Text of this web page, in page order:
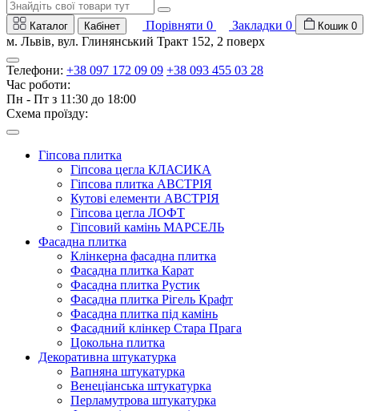
Каталог Кабінет Порівняти 0 Закладки 0 Кошик 0
м. Львів, вул. Глинянський Тракт 152, 2 поверх
Телефони: +38 097 172 09 09 +38 093 455 03 28
Час роботи:
Пн - Пт з 11:30 до 18:00
Схема проїзду:
Гіпсова плитка
Гіпсова цегла КЛАСИКА
Гіпсова плитка АВСТРІЯ
Кутові елементи АВСТРІЯ
Гіпсова цегла ЛОФТ
Гіпсовий камінь МАРСЕЛЬ
Фасадна плитка
Клінкерна фасадна плитка
Фасадна плитка Карат
Фасадна плитка Рустик
Фасадна плитка Рігель Крафт
Фасадна плитка під камінь
Фасадний клінкер Стара Прага
Цокольна плитка
Декоративна штукатурка
Вапняна штукатурка
Венеціанська штукатурка
Перламутрова штукатурка